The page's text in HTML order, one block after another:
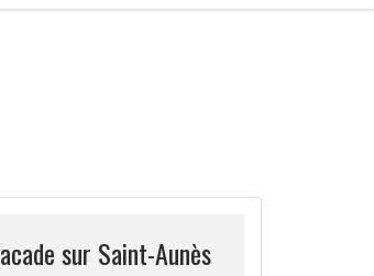
sur Saint-Aunès